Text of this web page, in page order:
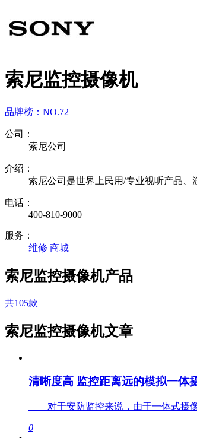
索尼监控摄像机
品牌榜： NO.72
公司：
索尼公司
介绍：
索尼公司是世界上民用/专业视听产品
电话：
400-810-9000
服务：
维修 商城
索尼监控摄像机产品
共105款
索尼监控摄像机文章
清晰度高 监控距离远的模拟一体
对于安防监控来说，由于一体式摄
0